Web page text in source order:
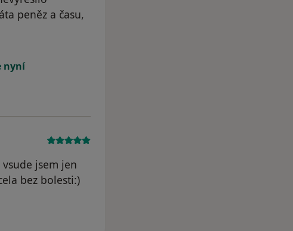
peněz a času,
nyní
jsem jen
bez bolesti:)